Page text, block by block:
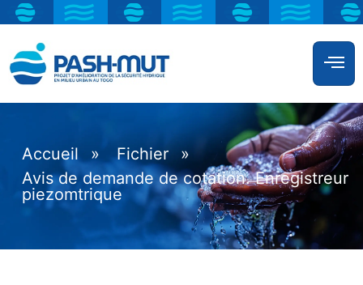
Accueil » Fichier
»
Avis de demande de cotation. Enregistreur
piezomtrique